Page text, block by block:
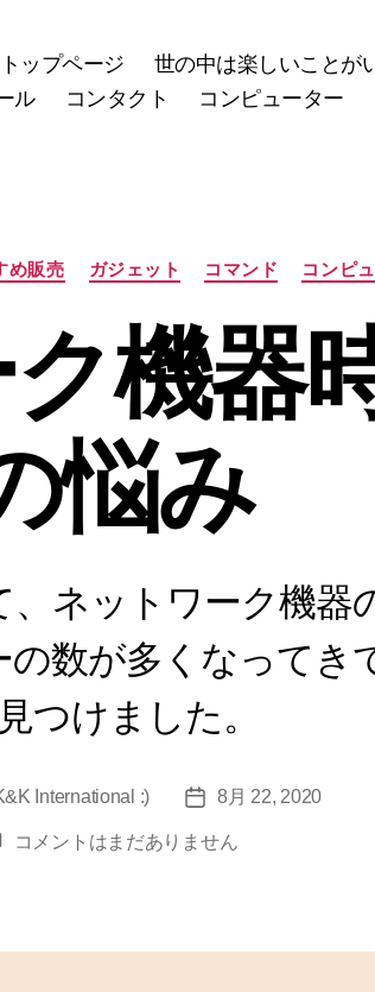
トップページ
世の中は楽しいことが
ル
コンタクト コンピューター
カ
テ
ー
め販売 ガジェット コマンド コンピ
機器
悩み
、ネットワーク機器
数が多くなってき
つけました。
International :)
投
日
8月 22, 2020
ネ
ー
コメントはまだありません